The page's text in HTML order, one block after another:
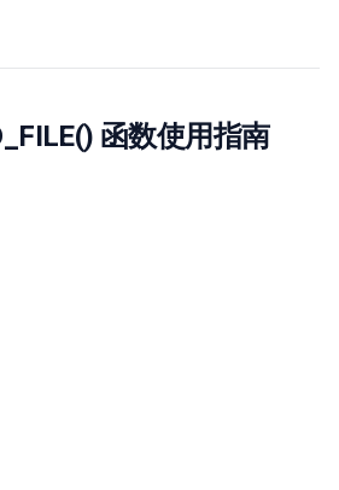
函数使用指南